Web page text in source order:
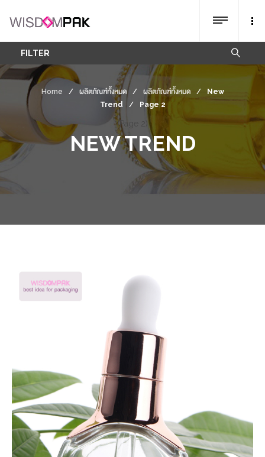
Home / ผลิตภัณฑ์ทั้งหมด / ผลิตภัณฑ์ทั้งหมด /
New
Trend
/ Page 2
(Page 2)
NEW TREND
FILTER